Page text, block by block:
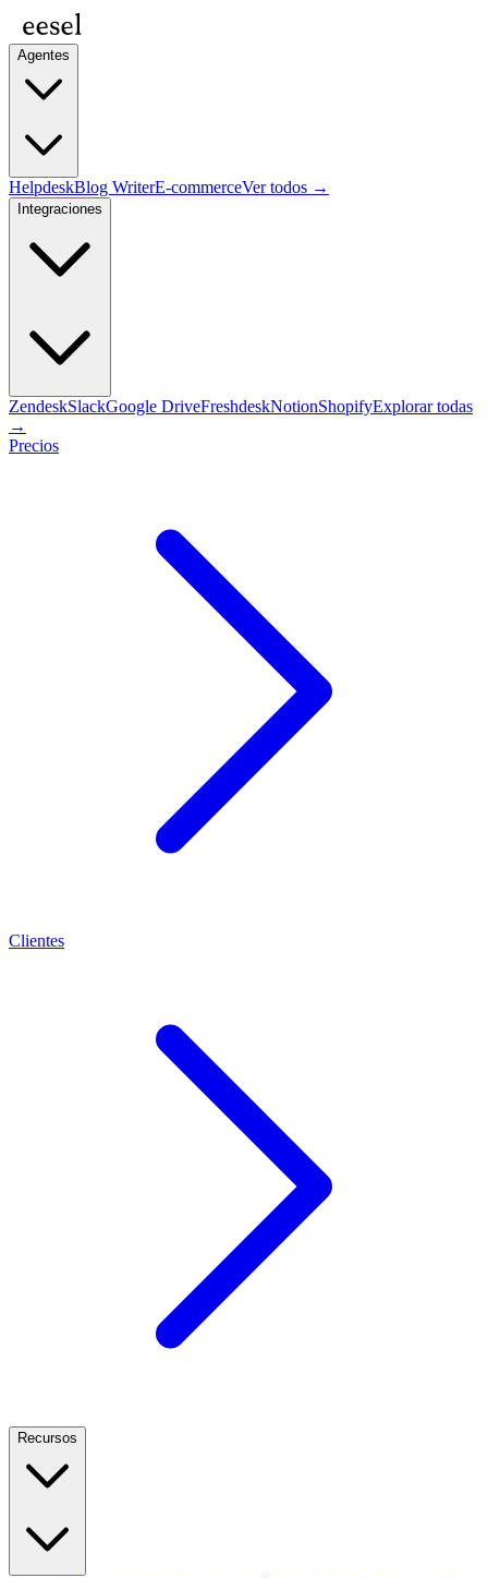
Agentes
HelpdeskBlog WriterE-commerceVer todos →
Integraciones
ZendeskSlackGoogle DriveFreshdeskNotionShopifyExplorar todas
→
Precios
Clientes
Recursos